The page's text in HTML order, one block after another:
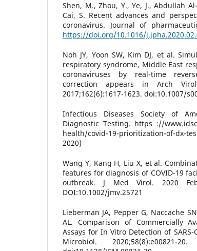
Shen, M., Zhou, Y., Ye, J., Abdullah
Cai, S. Recent advances and
coronavirus. Journal of
https://doi.org/10.1016/
Noh JY, Yoon SW, Kim DJ, et al.
respiratory syndrome, Middle East
coronaviruses by real-time
correction appears in Arch
2017;162(6):1617-1623. doi:10.1007/
Infectious Diseases Society of
Diagnostic Testing. https ://
health/covid-19-prioritization-of-
2020)
Wang Y, Kang H, Liu X, et al.
features for diagnosis of COVID-19
outbreak. J Med Virol. 2020
DOI:10.1002/jmv.25721
Lieberman JA, Pepper G, Naccache
AL. Comparison of Commercially
Assays for In Vitro Detection of
Microbiol.